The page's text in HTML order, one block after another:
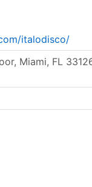
italodisco/
Miami, FL